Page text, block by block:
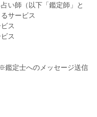
い師（以下「鑑定師」と
サービス
ス
ス
定士へのメッセージ送信